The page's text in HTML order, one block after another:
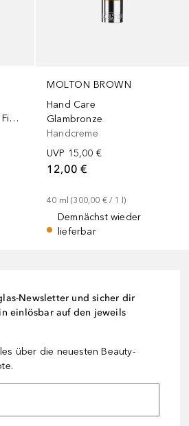
Refined White Mulberry Fine Liquid Hand Wash
MOLTON BROWN
Hand Care
Glambronze
Handcreme
UVP 15,00 €
12,00 €
40 ml (300,00 € / 1 l)
Demnächst wieder
lieferbar
Newsletter und sicher dir
einlösbar auf den jeweils
über die neuesten Beauty-